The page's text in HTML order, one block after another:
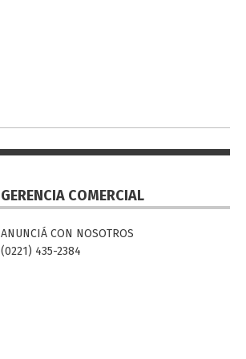
GERENCIA COMERCIAL
ANUNCIÁ CON NOSOTROS
(0221) 435-2384